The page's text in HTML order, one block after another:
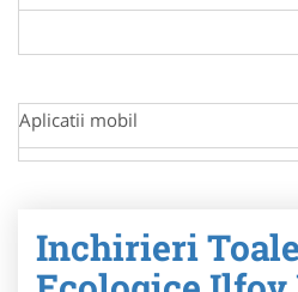
Aplicatii mobil
Inchirieri